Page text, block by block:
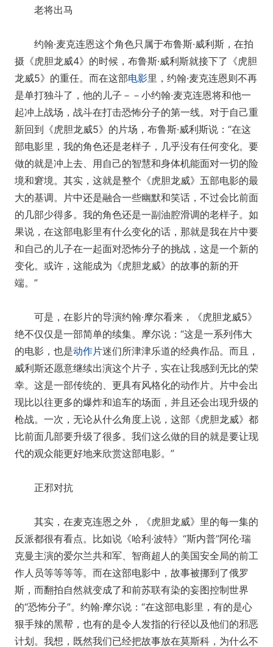
老将出马
约翰·麦克连恩这个角色只属于布鲁斯·威利斯，在拍
摄《虎胆龙威4》的时候，布鲁斯·威利斯就接下了《虎胆
龙威5》的重任。而在这部电影里，约翰·麦克连恩则不再
是单打独斗了，他的儿子－－小约翰·麦克连恩将和他一
起冲上战场，战斗在打击恐怖分子的第一线。对于自己重
新回到《虎胆龙威5》的片场，布鲁斯·威利斯说：“在这
部电影里，我的角色还是老样子，几乎没有任何变化。要
做的就是冲上去、用自己的智慧和身体机能面对一切的险
境和窘境。其实，这就是整个《虎胆龙威》五部电影的最
大的基调。片中还是融合一些幽默和笑话，不过会比前面
的几部少得多。我的角色还是一副油腔滑调的老样子。如
果说，在这部电影里有什么变化的话，那就是我在片中要
和自己的儿子在一起面对恐怖分子的挑战，这是一个新的
变化。或许，这能成为《虎胆龙威》的故事的新的开
端。”
可是，在影片的导演约翰·摩尔看来，《虎胆龙威5》
绝不仅仅是一部简单的续集。摩尔说：“这是一系列伟大
的电影，也是动作片迷们所津津乐道的经典作品。而且，
威利斯还愿意继续出演这个片子，实在让我感到无比的荣
幸。这是一部传统的、更具有风格化的动作片。片中会出
现比以往更多的爆炸和追车的场面，并且还会出现升级的
枪战。一次，无论从什么角度上说，这部《虎胆龙威》都
比前面几部要升级了很多。我们这么做的目的就是要让现
代的观众能更好地来欣赏这部电影。”
正邪对抗
其实，在麦克连恩之外，《虎胆龙威》里的每一集的
反派都很有看点。比如说《哈利·波特》“斯内普”阿伦·瑞
克曼主演的爱尔兰共和军、智商超人的美国安全局的前工
作人员等等等等。而在这部电影中，故事被挪到了俄罗
斯，而翻拍自然就变成了和前苏联有染的妄图控制世界
的“恐怖分子”。约翰·摩尔说：“在这部电影里，有的是心
狠手辣的黑帮，也有的是令人发指的行径以及他们的邪恶
计划。我想，既然我们已经把故事放在莫斯科，为什么不